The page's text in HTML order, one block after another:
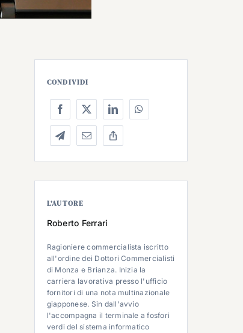
CONDIVIDI
L’AUTORE
Roberto Ferrari
Ragioniere commercialista iscritto
all'ordine dei Dottori Commercialisti
di Monza e Brianza. Inizia la
carriera lavorativa presso l'ufficio
fornitori di una nota multinazionale
giapponese. Sin dall'avvio
l'accompagna il terminale a fosfori
verdi del sistema informatico